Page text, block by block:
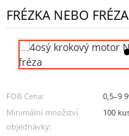
FRÉZKA NEBO FRÉZA
FOB Cena:
0,5–9
Minimální množství
objednávky:
100